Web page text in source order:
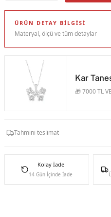
ÜRÜN DETAY BILGISI
Materyal, ölçü ve tüm detaylar
Kar
🎁 7000 TL
Tahmini teslimat
Kolay İade
14 Gün İçinde İade